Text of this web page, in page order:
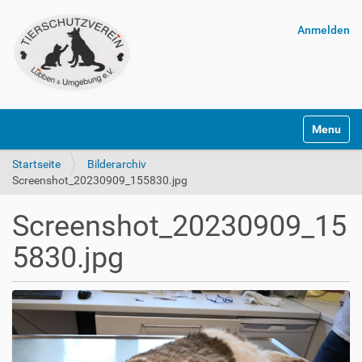
Anmelden
Startseite
Bilderarchiv
Screenshot_20230909_155830.jpg
Screenshot_20230909_15
5830.jpg